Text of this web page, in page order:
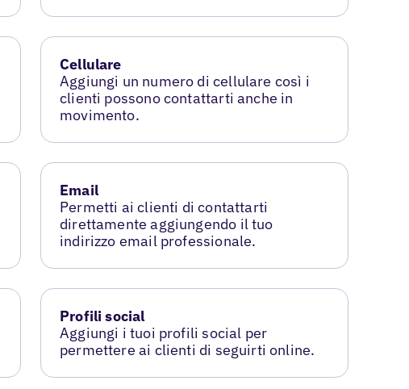
Cellulare
Aggiungi un numero di cellulare così i
clienti possono contattarti anche in
movimento.
Email
Permetti ai clienti di contattarti
direttamente aggiungendo il tuo
indirizzo email professionale.
Profili social
Aggiungi i tuoi profili social per
permettere ai clienti di seguirti online.